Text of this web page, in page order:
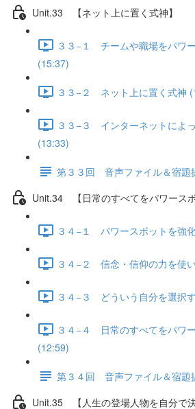
Unit.33 【ネット上に置く式神】
３３−１ チームや職場をパワ
(15:37)
３３−２ ネット上に置く式神
３３−３ インターネットによ
(13:33)
第３３回 音声ファイル＆宿題
Unit.34 【日常のすべてをパワースポ
３４−１ パワースポットを強
３４−２ 信念・信仰の力を使
３４−３ どういう自分を選択
３４−４ 日常のすべてをパワ
(12:59)
第３４回 音声ファイル＆宿題
Unit.35 【人生の登場人物を自分で決